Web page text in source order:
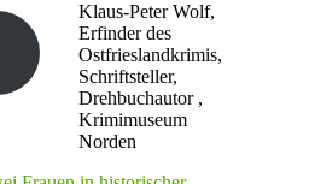
Klaus-Peter Wolf,
Erfinder des
Ostfrieslandkrimis,
Schriftsteller,
Drehbuchautor ,
Krimimuseum
Norden